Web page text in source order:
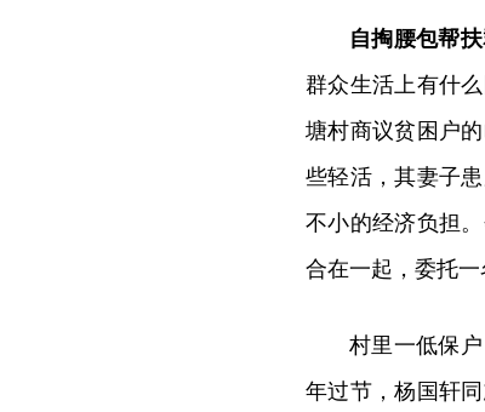
自掏腰包帮
群众生活上有什
塘村商议贫困户
些轻活，其妻子
不小的经济负担
合在一起，委托一
村里一低保
年过节，杨国轩